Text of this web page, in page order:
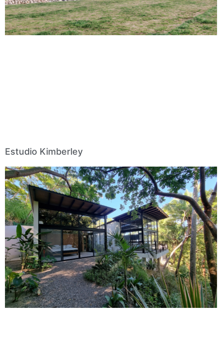
Estudio Kimberley